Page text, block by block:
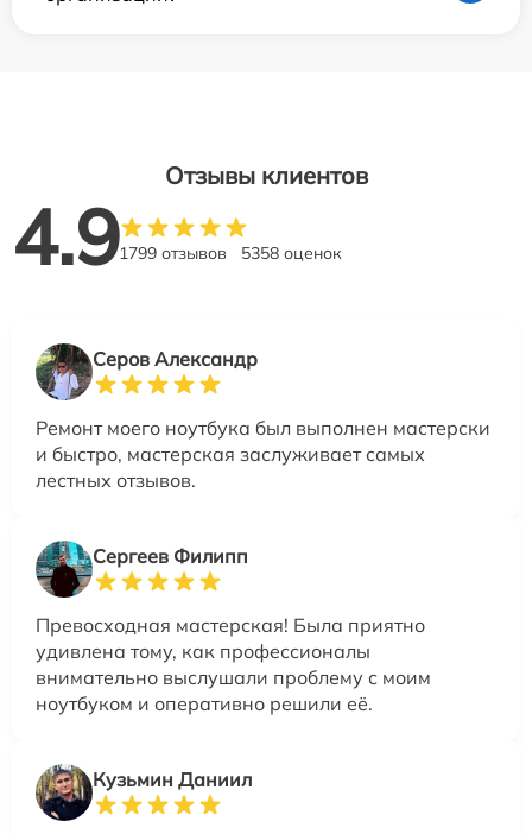
Отзывы клиентов
4.91799 отзывов 5358 оценок
Серов Александр
Ремонт моего ноутбука был выполнен мастерски
и быстро, мастерская заслуживает самых
лестных отзывов.
Сергеев Филипп
Превосходная мастерская! Была приятно
удивлена тому, как профессионалы
внимательно выслушали проблему с моим
ноутбуком и оперативно решили её.
Кузьмин Даниил